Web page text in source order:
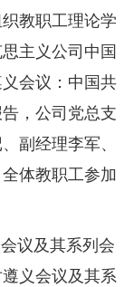
教职工理论学
主义公司中国
会议：中国共
，公司党总支
副经理李军、
体教职工参加
议及其系列会
义会议及其系